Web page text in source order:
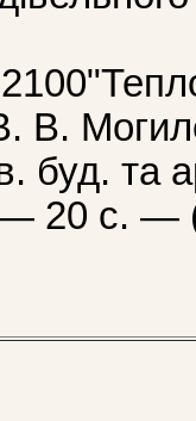
В.
буд. та
20 с.